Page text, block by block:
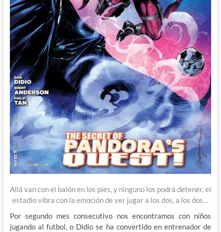
Allá van con el balón en los pies, y ninguno los podrá detener, el
estadio vibra con la emoción de ver jugar a los dos, a los dos…
Por segundo mes consecutivo nos encontramos con niños
jugando al futbol, o Didio se ha convertido en entrenador de